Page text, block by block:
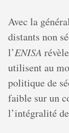
Avec la
distants non
l’ENISA
utilisent au
politique de
faible sur un
l’intégralité